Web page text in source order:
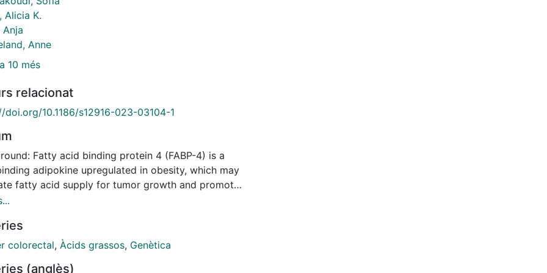
Alicia K.
Anja
Anne
10 més
relacionat
doi.org/10.1186/s12916-023-03104-1
Fatty acid binding protein 4 (FABP-4) is a
adipokine upregulated in obesity, which may
fatty acid supply for tumor growth and promote
resistance and inflammation and may thus play a
the association between circulating FABP-4
and to assess potential causality using a
colorectal, Àcids grassos, Genètica
(anglès)